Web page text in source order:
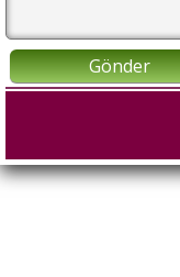
Gönder